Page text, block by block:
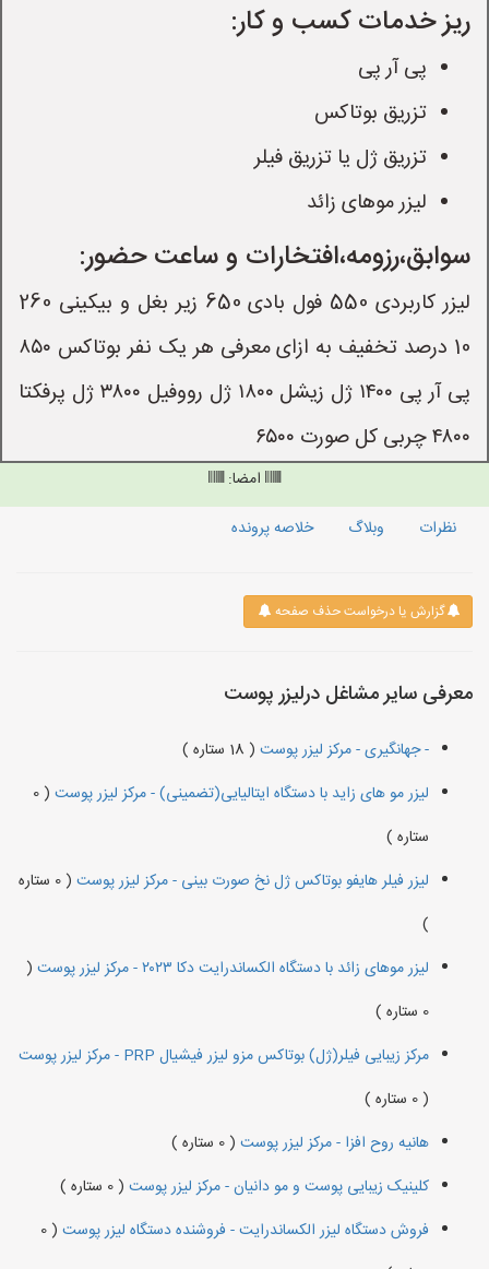
ریز خدمات کسب و کار:
پی آر پی
تزریق بوتاکس
تزریق ژل یا تزریق فیلر
لیزر موهای زائد
سوابق،رزومه،افتخارات و ساعت حضور:
لیزر کاربردی 550 فول بادی 650 زیر بغل و بیکینی 260
10 درصد تخفیف به ازای معرفی هر یک نفر بوتاکس ۸۵۰
پی آر پی ۱۴۰۰ ژل زیشل ۱۸۰۰ ژل رووفیل ۳۸۰۰ ژل پرفکتا
۴۸۰۰ چربی کل صورت ۶۵۰۰
امضا:
نظرات
وبلاگ خلاصه پرونده
گزارش یا درخواست حذف صفحه
معرفی سایر مشاغل درلیزر پوست
- جهانگیری - مرکز لیزر پوست ( 18 ستاره )
لیزر مو های زاید با دستگاه ایتالیایی(تضمینی) - مرکز لیزر پوست ( 0
ستاره )
لیزر فیلر هایفو بوتاکس ژل نخ صورت بینی - مرکز لیزر پوست
( 0 ستاره
)
لیزر موهای زائد با دستگاه الکساندرایت دکا ۲۰۲۳ - مرکز لیزر پوست
(
0 ستاره )
مرکز زیبایی فیلر(ژل) بوتاکس مزو لیزر فیشیال PRP - مرکز لیزر پوست
( 0 ستاره )
هانیه روح افزا - مرکز لیزر پوست ( 0 ستاره )
کلینیک زیبایی پوست و مو دانیان - مرکز لیزر پوست ( 0 ستاره )
فروش دستگاه لیزر الکساندرایت - فروشنده دستگاه لیزر پوست ( 0